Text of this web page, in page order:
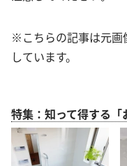
※こちらの記事は元画
しています。
特集：知って得する「